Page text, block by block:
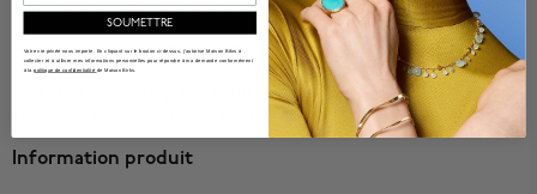
band, the bridge, and the bezel accents.
Available in platinum, 18k white gold, 18k yellow gold, and 18k
rose gold, bezel-set diamond, matching wedding bands
available. More ring sizes and carat weights available upon
for more information.
Information produit
SOUMETTRE
Votre vie privée nous importe. En cliquant sur le bouton ci-dessus, j'autorise Maison Bikrs à
collecter et à utiliser mes informations personnelles pour répondre à ma demande conformément
à lapolitique de confidentialité de Maison Birks.